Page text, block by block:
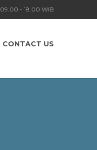
09.00 - 18.00 WIB
CONTACT US